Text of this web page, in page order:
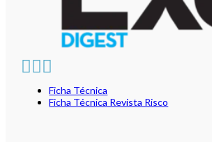
Ficha Técnica
Ficha Técnica Revista Risco